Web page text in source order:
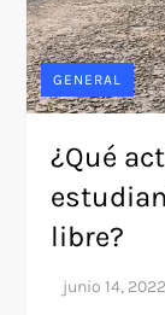
GENERAL
¿Qué
libre?